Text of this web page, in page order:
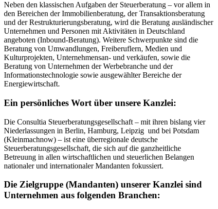
Neben den klassischen Aufgaben der Steuerberatung – vor allem in
den Bereichen der Immobilienberatung, der Transaktionsberatung
und der Restrukturierungsberatung, wird die Beratung ausländischer
Unternehmen und Personen mit Aktivitäten in Deutschland
angeboten (Inbound-Beratung). Weitere Schwerpunkte sind die
Beratung von Umwandlungen, Freiberuflern, Medien und
Kulturprojekten, Unternehmensan- und verkäufen, sowie die
Beratung von Unternehmen der Werbebranche und der
Informationstechnologie sowie ausgewählter Bereiche der
Energiewirtschaft.
Ein persönliches Wort über unsere Kanzlei:
Die Consultia Steuerberatungsgesellschaft – mit ihren bislang vier
Niederlassungen in Berlin, Hamburg, Leipzig und bei Potsdam
(Kleinmachnow) – ist eine überregionale deutsche
Steuerberatungsgesellschaft, die sich auf die ganzheitliche
Betreuung in allen wirtschaftlichen und steuerlichen Belangen
nationaler und internationaler Mandanten fokussiert.
Die Zielgruppe (Mandanten) unserer Kanzlei sind
Unternehmen aus folgenden Branchen: